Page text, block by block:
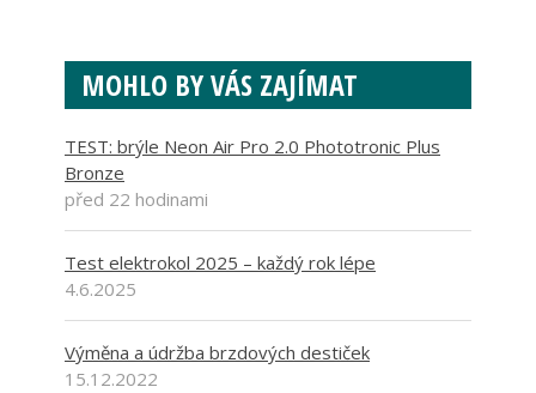
MOHLO BY VÁS ZAJÍMAT
TEST: brýle Neon Air Pro 2.0 Phototronic Plus
Bronze
před 22 hodinami
Test elektrokol 2025 – každý rok lépe
4.6.2025
Výměna a údržba brzdových destiček
15.12.2022